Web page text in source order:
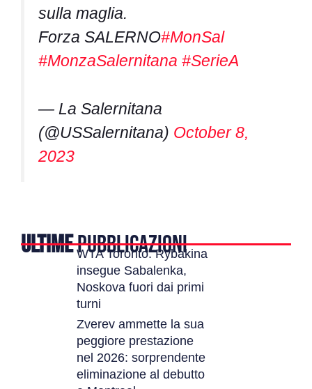
sulla maglia.
Forza SALERNO#MonSal
#MonzaSalernitana #SerieA
— La Salernitana
(@USSalernitana) October 8,
2023
ULTIMEPUBBLICAZIONI
WTA Toronto: Rybakina
insegue Sabalenka,
Noskova fuori dai primi
turni
Zverev ammette la sua
peggiore prestazione
nel 2026: sorprendente
eliminazione al debutto